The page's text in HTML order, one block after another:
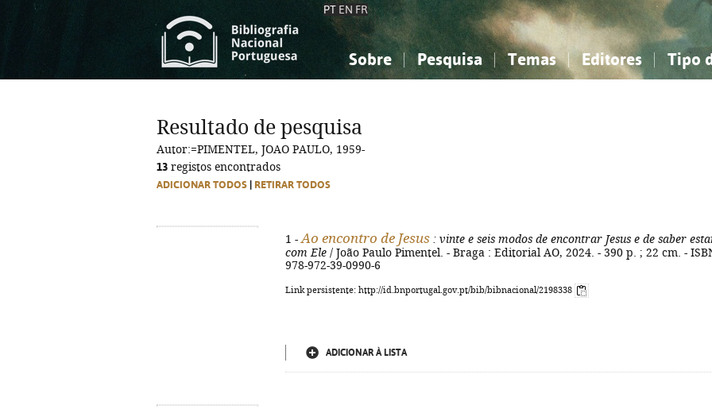
PT EN FR
Sobre Pesquisa Temas
Ciências sociais...
Editores Tipo
Ciências sociais...
Resultado de pesquisa
Autor:=PIMENTEL, JOAO PAULO, 1959-
13 registos encontrados
ADICIONAR TODOS RETIRAR TODOS
1 - Ao encontro de Jesus : vinte e seis modos de encontrar Jesus e de saber
com Ele / João Paulo Pimentel. - Braga : Editorial AO, 2024. - 390 p. ; 22 cm. -
978-972-39-0990-6
Link persistente: http://id.bnportugal.gov.pt/bib/bibnacional/2198338
ADICIONAR À LISTA